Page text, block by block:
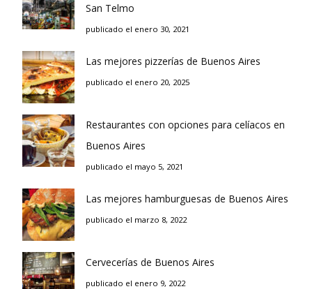
San Telmo
publicado el enero 30, 2021
Las mejores pizzerías de Buenos Aires
publicado el enero 20, 2025
Restaurantes con opciones para celíacos en
Buenos Aires
publicado el mayo 5, 2021
Las mejores hamburguesas de Buenos Aires
publicado el marzo 8, 2022
Cervecerías de Buenos Aires
publicado el enero 9, 2022